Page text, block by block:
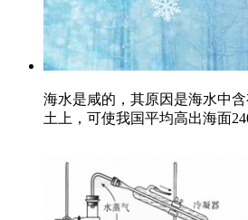
海水是咸的，其原因是海水中
土上，可使我国平均高出海面